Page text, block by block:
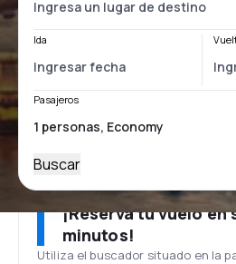
Ida
Pasajeros
Buscar
¡Reserva tu vuelo en
minutos!
Utiliza el buscador situado en la